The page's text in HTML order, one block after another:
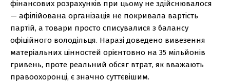
фінансових розрахунків при цьому не здійснювалося
— афілійована організація не покривала вартість
партій, а товари просто списувалися з балансу
офіційного володільця. Наразі доведено вивезення
матеріальних цінностей орієнтовно на 35 мільйонів
гривень, проте реальний обсяг втрат, як вважають
правоохоронці, є значно суттєвішим.